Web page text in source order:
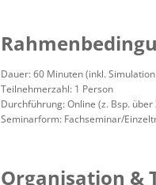
Dauer: 60 Minuten (inkl.
Teilnehmerzahl: 1 Person
Durchführung: Online (z. Bsp.
Seminarform: Fachseminar/
Organisation &